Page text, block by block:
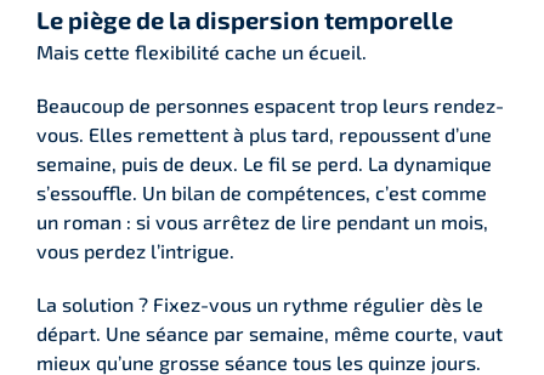
Le piège de la dispersion temporelle
Mais cette flexibilité cache un écueil.
Beaucoup de personnes espacent trop leurs rendez-
vous. Elles remettent à plus tard, repoussent d’une
semaine, puis de deux. Le fil se perd. La dynamique
s’essouffle. Un bilan de compétences, c’est comme
un roman : si vous arrêtez de lire pendant un mois,
vous perdez l’intrigue.
La solution ? Fixez-vous un rythme régulier dès le
départ. Une séance par semaine, même courte, vaut
mieux qu’une grosse séance tous les quinze jours.